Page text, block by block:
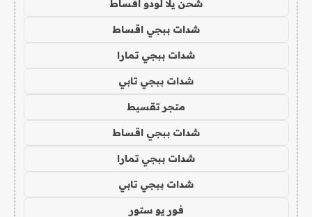
شحن يلا لودو اقساط
شدات ببجي اقساط
شدات ببجي تمارا
شدات ببجي تابي
متجر تقسيط
شدات ببجي اقساط
شدات ببجي تمارا
شدات ببجي تابي
فور يو ستور